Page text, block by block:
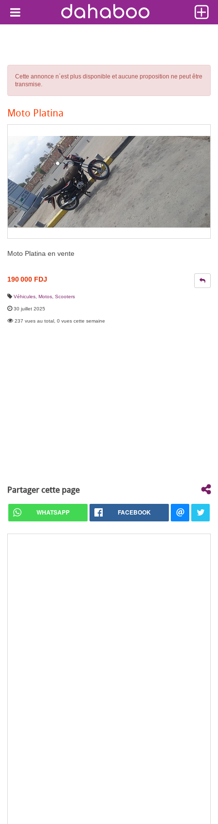
Cette annonce n´est plus disponible et aucune proposition ne peut être
transmise.
Moto Platina
Moto Platina en vente
190 000 FDJ
Véhicules Motos, Scooters
30 juillet 2025
237 vues au total, 0 vues cette semaine
Partager cette page
WHATSAPP FACEBOOK